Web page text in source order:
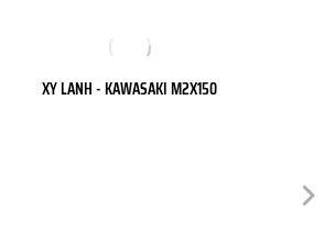
XY LANH - KAWASAKI M2X150